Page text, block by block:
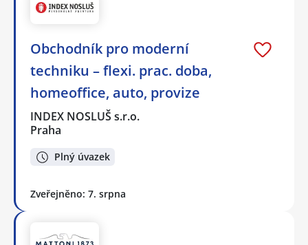
Obchodník pro moderní
techniku – flexi. prac. doba,
homeoffice, auto, provize
INDEX NOSLUŠ s.r.o.
Praha
Plný úvazek
Zveřejněno: 7. srpna